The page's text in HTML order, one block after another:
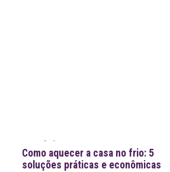
Notícias recentes
Como aquecer a casa no frio: 5
soluções práticas e econômicas